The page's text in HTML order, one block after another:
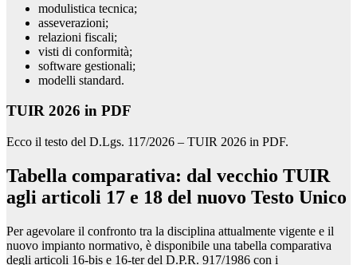
modulistica tecnica;
asseverazioni;
relazioni fiscali;
visti di conformità;
software gestionali;
modelli standard.
TUIR 2026 in PDF
Ecco il testo del D.Lgs. 117/2026 – TUIR 2026 in PDF.
Tabella comparativa: dal vecchio TUIR
agli articoli 17 e 18 del nuovo Testo Unico
Per agevolare il confronto tra la disciplina attualmente vigente e il
nuovo impianto normativo, è disponibile una tabella comparativa
degli articoli 16-bis e 16-ter del D.P.R. 917/1986 con i